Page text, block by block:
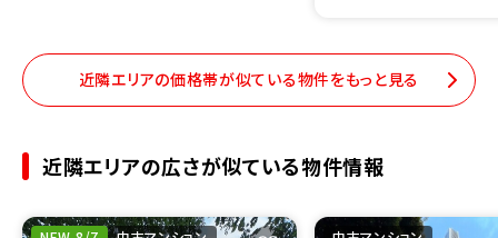
近隣エリアの価格帯が似ている物件をもっと見る
近隣エリアの広さが似ている物件情報